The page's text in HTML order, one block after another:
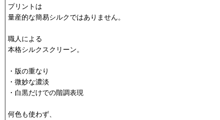
プリントは
量産的な簡易シルクではありません。
職人による
本格シルクスクリーン。
・版の重なり
・微妙な濃淡
・白黒だけでの階調表現
何色も使わず、